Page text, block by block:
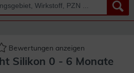
Bewertungen anzeigen
Silikon 0 - 6 Monate